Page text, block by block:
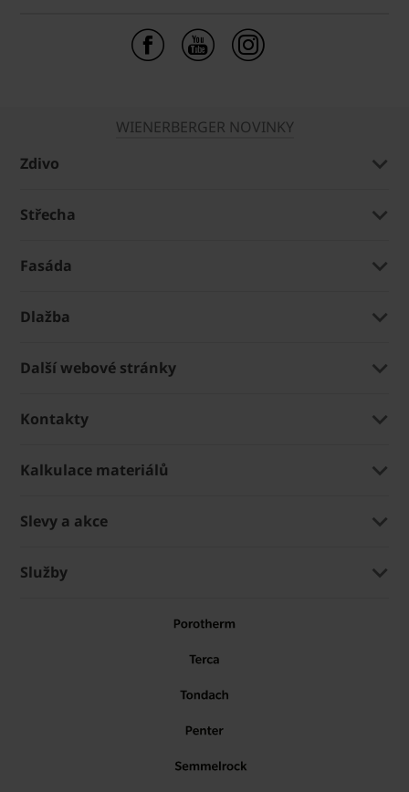
WIENERBERGER NOVINKY
Zdivo
Střecha
Fasáda
Dlažba
Další webové stránky
Kontakty
Kalkulace materiálů
Slevy a akce
Služby